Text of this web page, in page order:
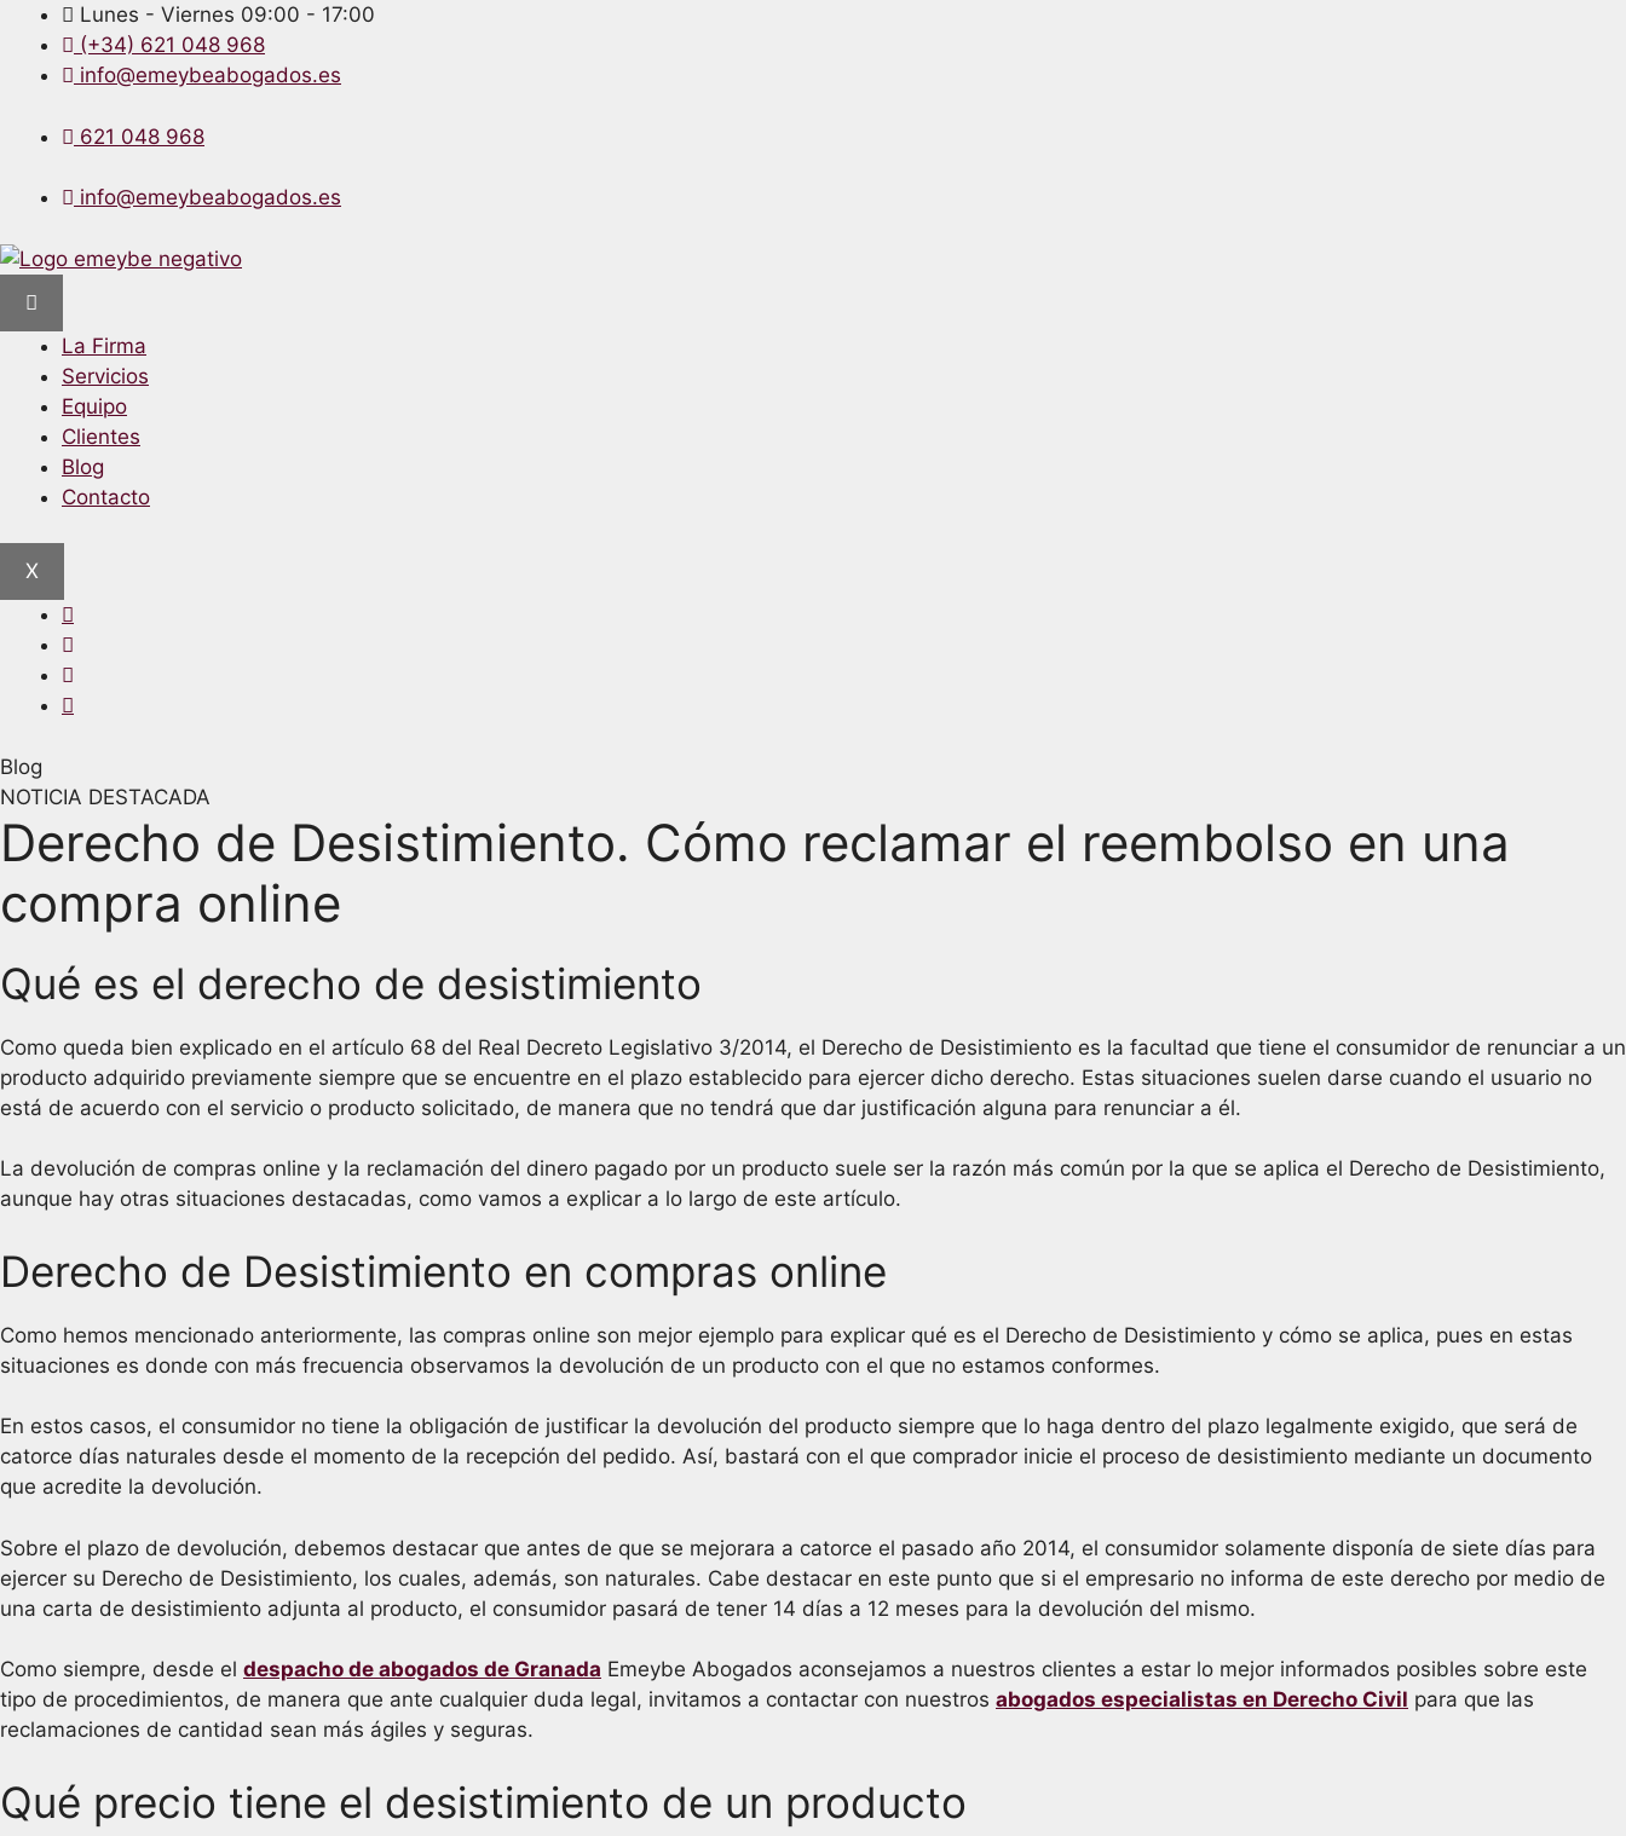
Lunes - Viernes 09:00 - 17:00
(+34) 621 048 968
info@emeybeabogados.es
621 048 968
info@emeybeabogados.es
La Firma
Servicios
Equipo
Clientes
Blog
Contacto
X
Blog
NOTICIA DESTACADA
Derecho de Desistimiento. Cómo reclamar el reembolso en una
compra online
Qué es el derecho de desistimiento
Como queda bien explicado en el artículo 68 del Real Decreto Legislativo 3/2014, el Derecho de Desistimiento es la facultad que tiene el consumidor de renunciar a un
producto adquirido previamente siempre que se encuentre en el plazo establecido para ejercer dicho derecho. Estas situaciones suelen darse cuando el usuario no
está de acuerdo con el servicio o producto solicitado, de manera que no tendrá que dar justificación alguna para renunciar a él.
La devolución de compras online y la reclamación del dinero pagado por un producto suele ser la razón más común por la que se aplica el Derecho de Desistimiento,
aunque hay otras situaciones destacadas, como vamos a explicar a lo largo de este artículo.
Derecho de Desistimiento en compras online
Como hemos mencionado anteriormente, las compras online son mejor ejemplo para explicar qué es el Derecho de Desistimiento y cómo se aplica, pues en estas
situaciones es donde con más frecuencia observamos la devolución de un producto con el que no estamos conformes.
En estos casos, el consumidor no tiene la obligación de justificar la devolución del producto siempre que lo haga dentro del plazo legalmente exigido, que será de
catorce días naturales desde el momento de la recepción del pedido. Así, bastará con el que comprador inicie el proceso de desistimiento mediante un documento
que acredite la devolución.
Sobre el plazo de devolución, debemos destacar que antes de que se mejorara a catorce el pasado año 2014, el consumidor solamente disponía de siete días para
ejercer su Derecho de Desistimiento, los cuales, además, son naturales. Cabe destacar en este punto que si el empresario no informa de este derecho por medio de
una carta de desistimiento adjunta al producto, el consumidor pasará de tener 14 días a 12 meses para la devolución del mismo.
Como siempre, desde el despacho de abogados de Granada Emeybe Abogados aconsejamos a nuestros clientes a estar lo mejor informados posibles sobre este
tipo de procedimientos, de manera que ante cualquier duda legal, invitamos a contactar con nuestros abogados especialistas en Derecho Civil para que las
reclamaciones de cantidad sean más ágiles y seguras.
Qué precio tiene el desistimiento de un producto